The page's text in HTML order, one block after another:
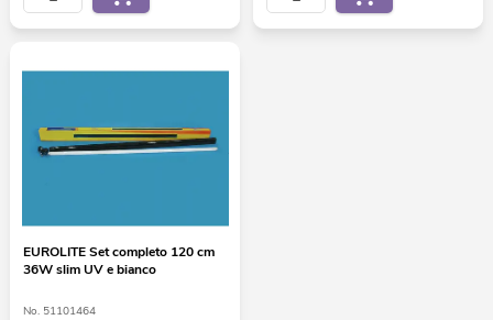
EUROLITE Set completo 120 cm
36W slim UV e bianco
No. 51101464